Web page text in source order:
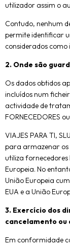
utilizador assim o
Contudo, nenhum
permite identificar
considerados como
2. Onde são
Os dados obtidos
incluídos num
actividade de
FORNECEDORES
VIAJES PARA TI,
para armazenar os
utiliza
Europeia. No
União Europeia
EUA e a União
3. Exercício dos
cancelamento ou
Em conformidade